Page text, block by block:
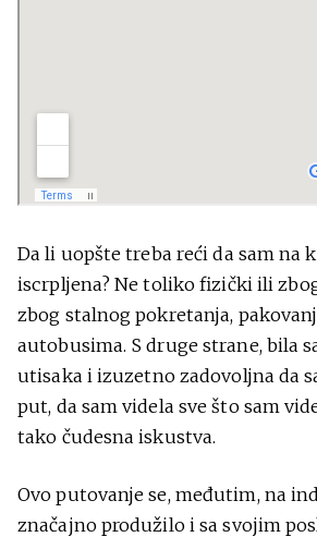
Da li uopšte treba reći da sam na
iscrpljena? Ne toliko fizički ili
zbog stalnog pokretanja,
autobusima. S druge strane, bila
utisaka i izuzetno zadovoljna da
put, da sam videla sve što sam
tako čudesna iskustva.
Ovo putovanje se, međutim, na
značajno produžilo i sa svojim